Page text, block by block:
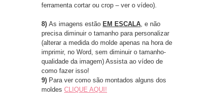
ferramenta cortar ou crop – ver o vídeo).
8) As imagens estão EM ESCALA , e não
precisa diminuir o tamanho para personalizar
(alterar a medida do molde apenas na hora de
imprimir, no Word, sem diminuir o tamanho-
qualidade da imagem) Assista ao vídeo de
como fazer isso!
9) Para ver como são montados alguns dos
moldes CLIQUE AQUI!